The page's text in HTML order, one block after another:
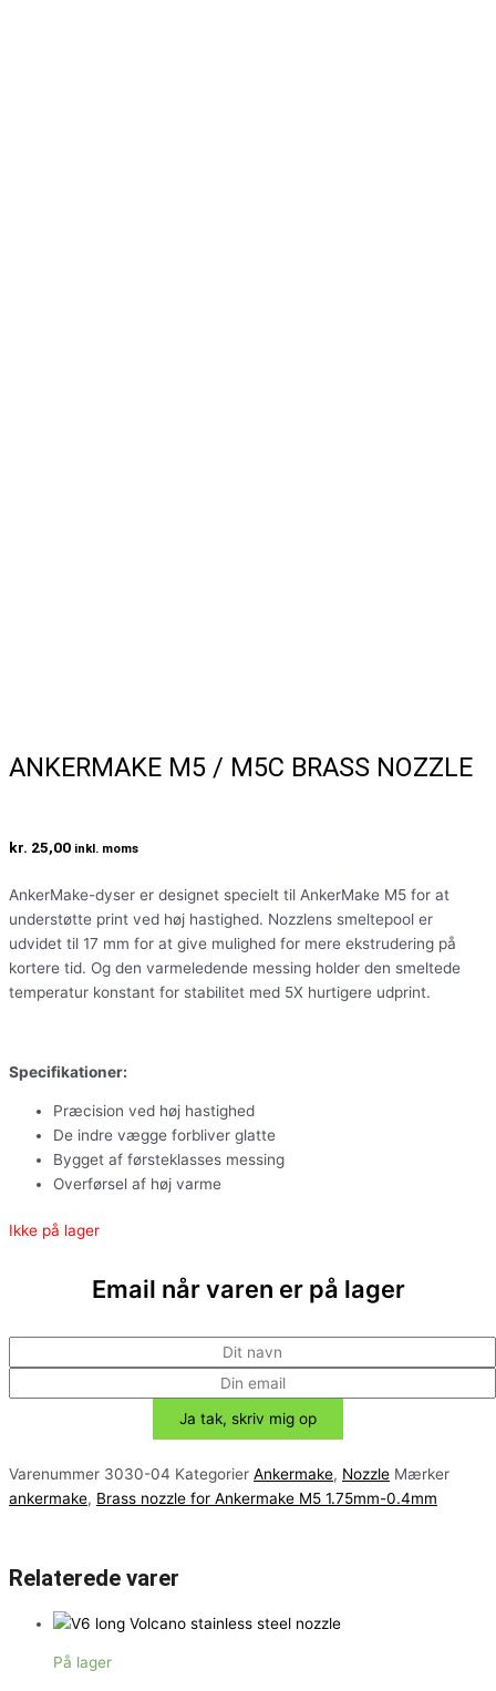
ANKERMAKE M5 / M5C BRASS NOZZLE
kr. 25,00 inkl. moms
AnkerMake-dyser er designet specielt til AnkerMake M5 for at
understøtte print ved høj hastighed. Nozzlens smeltepool er
udvidet til 17 mm for at give mulighed for mere ekstrudering på
kortere tid. Og den varmeledende messing holder den smeltede
temperatur konstant for stabilitet med 5X hurtigere udprint.
Specifikationer:
Præcision ved høj hastighed
De indre vægge forbliver glatte
Bygget af førsteklasses messing
Overførsel af høj varme
Ikke på lager
Email når varen er på lager
Varenummer 3030-04 Kategorier Ankermake, Nozzle Mærker
ankermake, Brass nozzle for Ankermake M5 1.75mm-0.4mm
Relaterede varer
På lager